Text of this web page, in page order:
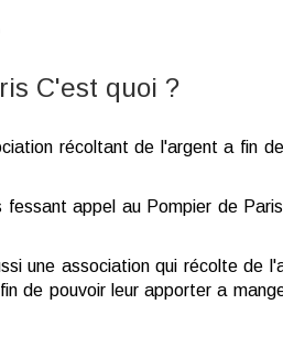
C'est quoi ?
récoltant de l'argent a fin
appel au Pompier de
une association qui récolte de
de pouvoir leur apporter a